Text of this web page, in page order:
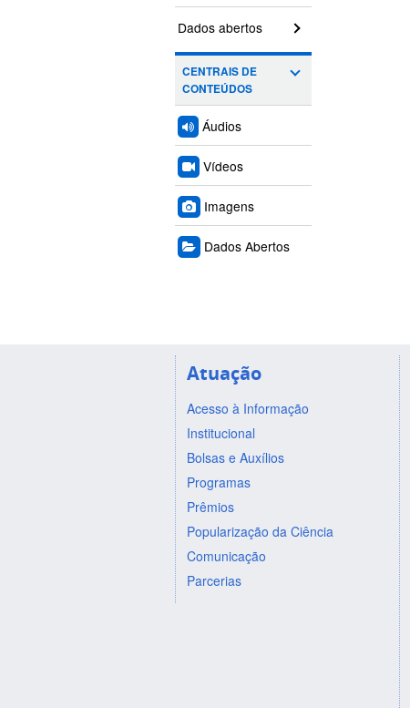
Dados abertos
CENTRAIS DE
CONTEÚDOS
Áudios
Vídeos
Imagens
Dados Abertos
Atuação
Acesso à Informação
Institucional
Bolsas e Auxílios
Programas
Prêmios
Popularização da Ciência
Comunicação
Parcerias